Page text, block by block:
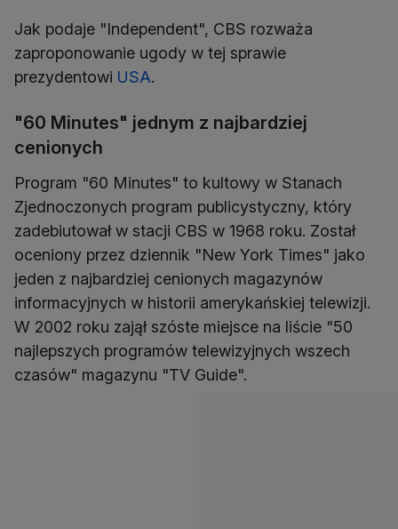
Jak podaje "Independent", CBS rozważa
zaproponowanie ugody w tej sprawie
prezydentowi USA.
"60 Minutes" jednym z najbardziej
cenionych
Program "60 Minutes" to kultowy w Stanach
Zjednoczonych program publicystyczny, który
zadebiutował w stacji CBS w 1968 roku. Został
oceniony przez dziennik "New York Times" jako
jeden z najbardziej cenionych magazynów
informacyjnych w historii amerykańskiej telewizji.
W 2002 roku zajął szóste miejsce na liście "50
najlepszych programów telewizyjnych wszech
czasów" magazynu "TV Guide".